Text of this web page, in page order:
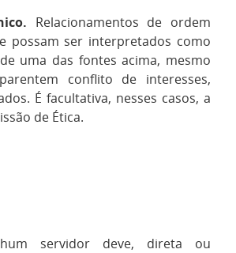
Relacionamentos de ordem
possam ser interpretados como
uma das fontes acima, mesmo
conflito de interesses,
É facultativa, nesses casos, a
de Ética.
servidor deve, direta ou